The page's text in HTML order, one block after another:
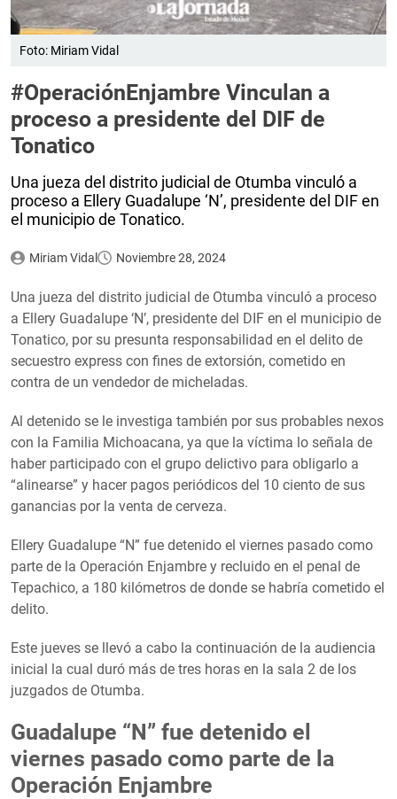
Foto: Miriam Vidal
#OperaciónEnjambre Vinculan a
proceso a presidente del DIF de
Tonatico
Una jueza del distrito judicial de Otumba vinculó a
proceso a Ellery Guadalupe ‘N’, presidente del DIF en
el municipio de Tonatico.
Miriam Vidal Noviembre 28, 2024
Una jueza del distrito judicial de Otumba vinculó a proceso
a Ellery Guadalupe ‘N’, presidente del DIF en el municipio de
Tonatico, por su presunta responsabilidad en el delito de
secuestro express con fines de extorsión, cometido en
contra de un vendedor de micheladas.
Al detenido se le investiga también por sus probables nexos
con la Familia Michoacana, ya que la víctima lo señala de
haber participado con el grupo delictivo para obligarlo a
“alinearse” y hacer pagos periódicos del 10 ciento de sus
ganancias por la venta de cerveza.
Ellery Guadalupe “N” fue detenido el viernes pasado como
parte de la Operación Enjambre y recluido en el penal de
Tepachico, a 180 kilómetros de donde se habría cometido el
delito.
Este jueves se llevó a cabo la continuación de la audiencia
inicial la cual duró más de tres horas en la sala 2 de los
juzgados de Otumba.
Guadalupe “N” fue detenido el
viernes pasado como parte de la
Operación Enjambre